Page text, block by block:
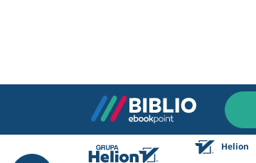
Helion